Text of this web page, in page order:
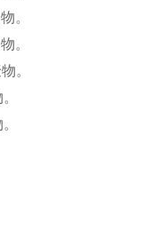
。
。
。